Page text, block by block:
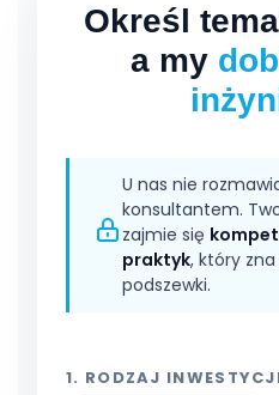
Określ
a my
U nas nie
konsultantem.
zajmie się
praktyk, który
podszewki.
1. RODZAJ